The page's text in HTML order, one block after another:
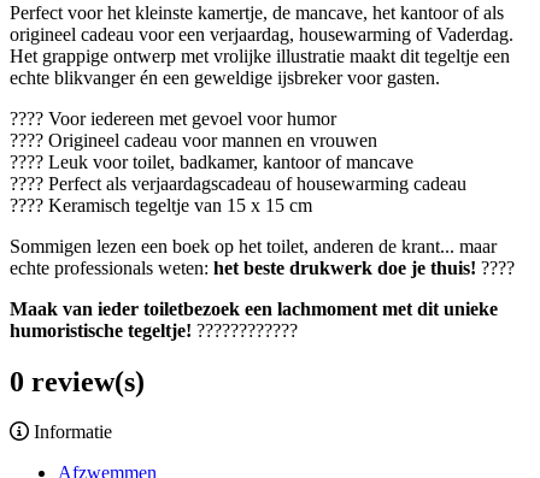
Perfect voor het kleinste kamertje, de mancave, het kantoor of als
origineel cadeau voor een verjaardag, housewarming of Vaderdag.
Het grappige ontwerp met vrolijke illustratie maakt dit tegeltje een
echte blikvanger én een geweldige ijsbreker voor gasten.
???? Voor iedereen met gevoel voor humor
???? Origineel cadeau voor mannen en vrouwen
???? Leuk voor toilet, badkamer, kantoor of mancave
???? Perfect als verjaardagscadeau of housewarming cadeau
???? Keramisch tegeltje van 15 x 15 cm
Sommigen lezen een boek op het toilet, anderen de krant... maar
echte professionals weten: het beste drukwerk doe je thuis! ????
Maak van ieder toiletbezoek een lachmoment met dit unieke
humoristische tegeltje! ????????????
0 review(s)
Informatie
Afzwemmen